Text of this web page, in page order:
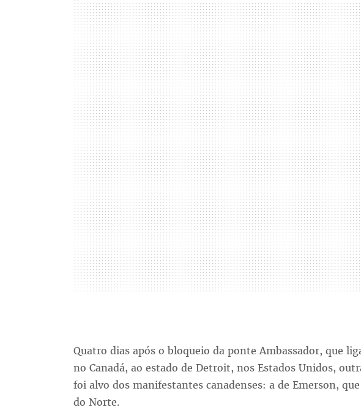
Quatro dias após o bloqueio da ponte Ambassador, que
no Canadá, ao estado de Detroit, nos Estados Unidos,
foi alvo dos manifestantes canadenses: a de Emerson,
do Norte.